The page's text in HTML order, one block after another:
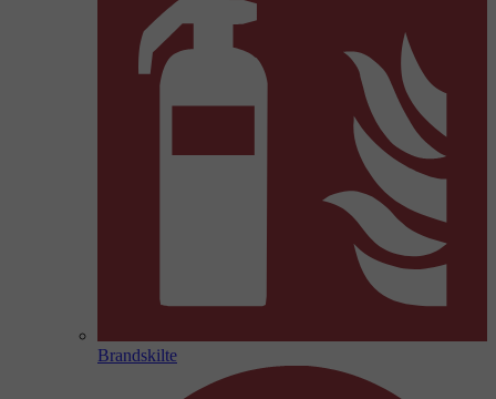
Brandskilte